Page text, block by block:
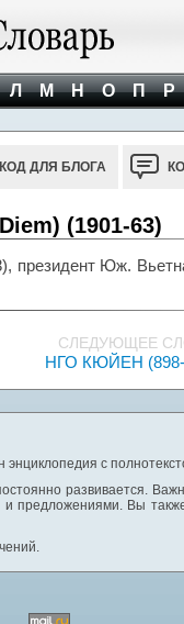
Л М Н О П Р
КОД ДЛЯ БЛОГА
(1901-63)
президент Юж.
СЛЕДУЮЩЕЕ
НГО КЮЙЕН (898-
энциклопедия с
развивается.
предложениями. Вы